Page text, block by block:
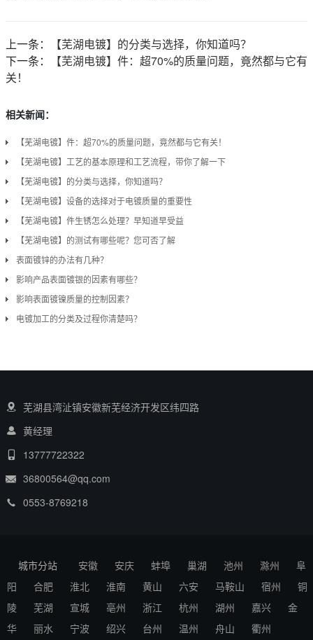
上一条：
【芜湖电镀】的分类与选择，你知道吗？
下一条：
【芜湖电镀】件：超70%的质量问题，竟然都与它有
关！
相关新闻：
【芜湖电镀】件：超70%的质量问题，竟然都与它有关！
【芜湖电镀】工艺的基本原理和工艺流程，带你了解一下
【芜湖电镀】的分类与选择，你知道吗？
【芜湖电镀】设备的选择对于电镀质量的重要性
【芜湖电镀】件生锈怎么处理？早知道早受益
【芜湖电镀】的测试有哪些呢？您可否了解
表面镀锌的办法有几种？
影响产品表面镀银的因素有哪些？
影响表面镀镍质量的控制因素？
电镀加工的分类及过程你清楚吗？
芜湖县湾沚镇安徽新芜经济开发区纬四路
黄经理
13777722322
36800564@qq.com
0553-8769218
城市分站 安徽 安庆 蚌埠 巢湖 池州 滁州
阜
阳
合肥 淮北 淮南 黄山 六安 马鞍山 宿州
铜
陵
芜湖 宣城 亳州 浙江 杭州 湖州 嘉兴
金
华
丽水 宁波 绍兴 台州 温州 舟山 衢州